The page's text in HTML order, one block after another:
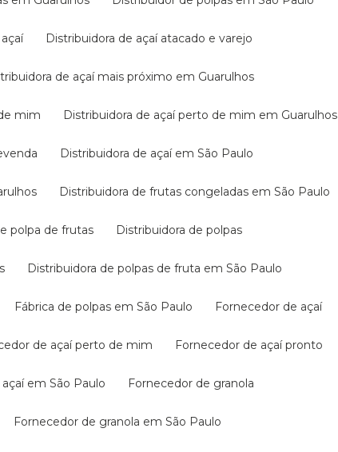
açaí Distribuidora de açaí atacado e varejo
de açaí mais próximo em Guarulhos
mim Distribuidora de açaí perto de mim em Guarulhos
Distribuidora de açaí em São Paulo
Distribuidora de frutas congeladas em São Paulo
polpa de frutas Distribuidora de polpas
Distribuidora de polpas de fruta em São Paulo
Fábrica de polpas em São Paulo Fornecedor de açaí
de açaí perto de mim Fornecedor de açaí pronto
açaí em São Paulo Fornecedor de granola
Fornecedor de granola em São Paulo